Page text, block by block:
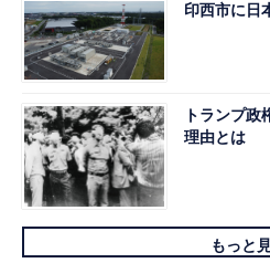
印西市に日
トランプ政
理由とは
もっと